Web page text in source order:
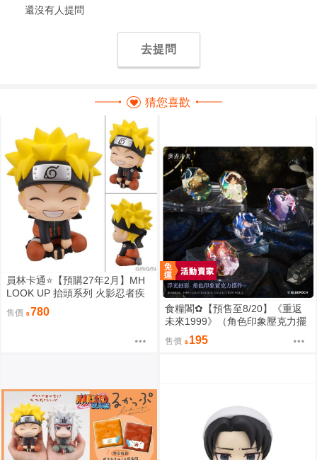
還沒有人提問
去提問
猜您喜歡
員林卡通⭐️【預購27年2月】MH
LOOK UP 抬頭系列 火影忍者疾
風傳 漩渦鳴人 燦笑版 0813
售價 780
食糧閣✿【預售至8/20】《重返
未來1999》（角色印象壓克力擺
件）重返未来1999／預售特典／
美術集／浮光掠影／維爾汀／十
售價 195